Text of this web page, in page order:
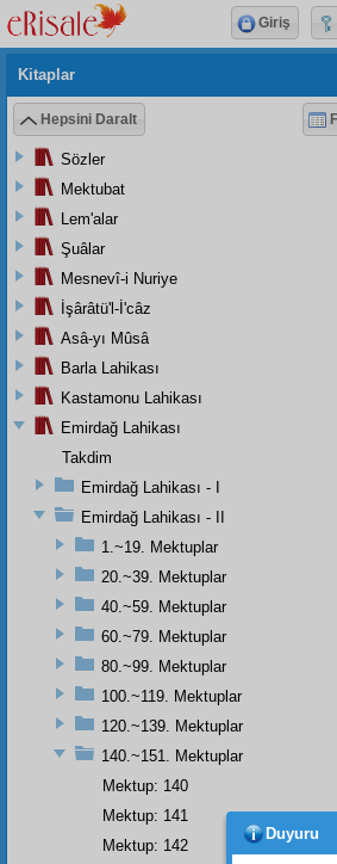
Kitaplar
Hepsini Daralt
Sözler
Mektubat
Lem'alar
Şuâlar
Mesnevî-i Nuriye
İşârâtü'l-İ'câz
Asâ-yı Mûsâ
Barla Lahikası
Kastamonu Lahikası
Emirdağ Lahikası
Takdim
Emirdağ Lahikası - I
Emirdağ Lahikası - II
1.~19. Mektuplar
20.~39. Mektuplar
40.~59. Mektuplar
60.~79. Mektuplar
80.~99. Mektuplar
100.~119. Mektuplar
120.~139. Mektuplar
140.~151. Mektuplar
Mektup: 140
Mektup: 141
Mektup: 142
Giriş
Duyuru